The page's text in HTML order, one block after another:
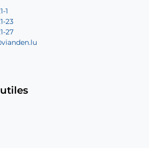
1
23
27
20
22